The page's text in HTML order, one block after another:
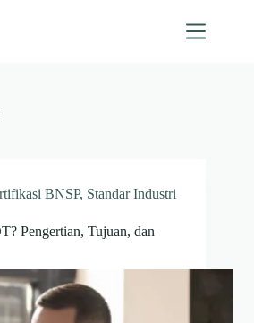
BNSP, Standar Industri
Pengertian, Tujuan, dan